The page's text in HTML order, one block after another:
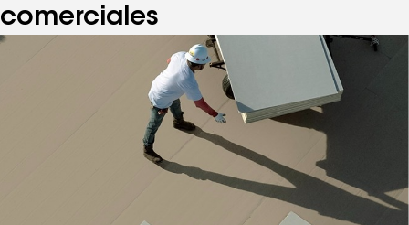
comerciales